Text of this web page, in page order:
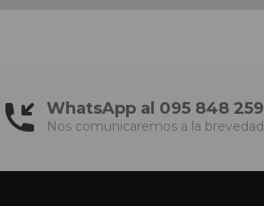
WhatsApp al 095 848 259
Nos comunicaremos a la brevedad